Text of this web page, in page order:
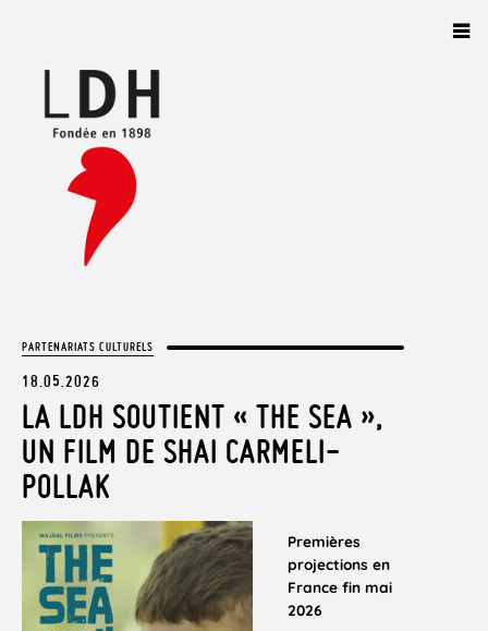
PARTENARIATS CULTURELS
18.05.2026
LA LDH SOUTIENT « THE SEA »,
UN FILM DE SHAI CARMELI-
POLLAK
Premières
projections en
France fin mai
2026